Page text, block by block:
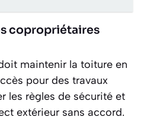
copropriétaires
maintenir la toiture en
pour des travaux
les règles de sécurité et
extérieur sans accord.